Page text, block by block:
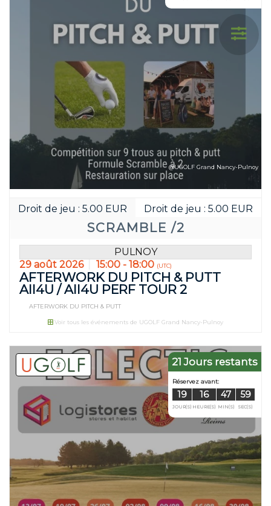
Réservez
14 16
JOUR(S) HEURE(S)
SCRAMBLE /2
Droit de jeu : 5.00 EUR Droit de jeu : 5.00 EUR
@UGOLF Grand Nancy-Pulnoy
PULNOY
29 août 2026
15:00 - 18:00 (UTC)
AFTERWORK DU PITCH & PUTT
All4U / All4U PERF TOUR 2
AFTERWORK DU PITCH & PUTT
Voir tous les événements de UGOLF Grand Nancy-Pulnoy
21 Jours restants